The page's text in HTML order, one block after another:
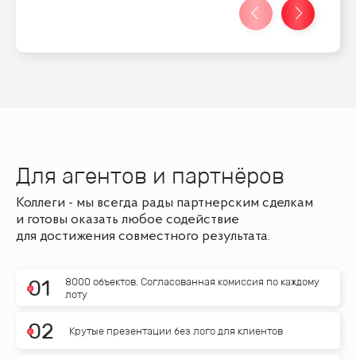
Для агентов и партнёров
Коллеги - мы всегда рады партнерским сделкам
и готовы оказать любое содействие
для достижения совместного результата.
01
8000 объектов. Согласованная комиссия по каждому
лоту
02 Крутые презентации без лого для клиентов